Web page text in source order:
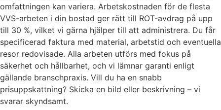
omfattningen kan variera. Arbetskostnaden för de flesta
VVS-arbeten i din bostad ger rätt till ROT-avdrag på upp
till 30 %, vilket vi gärna hjälper till att administrera. Du får
specificerad faktura med material, arbetstid och eventuella
resor redovisade. Alla arbeten utförs med fokus på
säkerhet och hållbarhet, och vi lämnar garanti enligt
gällande branschpraxis. Vill du ha en snabb
prisuppskattning? Skicka en bild eller beskrivning – vi
svarar skyndsamt.